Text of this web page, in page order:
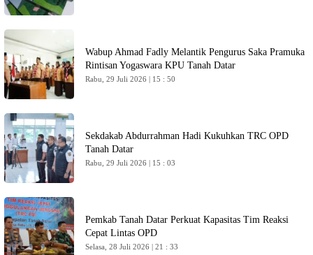
Wabup Ahmad Fadly Melantik Pengurus Saka Pramuka
Rintisan Yogaswara KPU Tanah Datar
Rabu, 29 Juli 2026 | 15 : 50
Sekdakab Abdurrahman Hadi Kukuhkan TRC OPD
Tanah Datar
Rabu, 29 Juli 2026 | 15 : 03
Pemkab Tanah Datar Perkuat Kapasitas Tim Reaksi
Cepat Lintas OPD
Selasa, 28 Juli 2026 | 21 : 33